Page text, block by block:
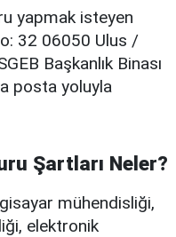
yapmak isteyen
32 06050 Ulus /
Başkanlık Binası
posta yoluyla
Şartları Neler?
mühendisliği,
elektronik